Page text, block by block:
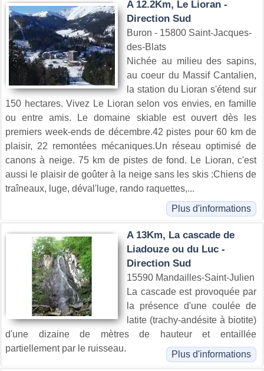
A 12.2Km, Le Lioran -
Direction Sud
Buron - 15800 Saint-Jacques-
des-Blats
Nichée au milieu des sapins,
au coeur du Massif Cantalien,
la station du Lioran s'étend sur
150 hectares. Vivez Le Lioran selon vos envies, en famille
ou entre amis. Le domaine skiable est ouvert dès les
premiers week-ends de décembre.42 pistes pour 60 km de
plaisir, 22 remontées mécaniques.Un réseau optimisé de
canons à neige. 75 km de pistes de fond. Le Lioran, c'est
aussi le plaisir de goûter à la neige sans les skis :Chiens de
traîneaux, luge, déval'luge, rando raquettes,...
Plus d'informations
A 13Km, La cascade de
Liadouze ou du Luc -
Direction Sud
15590 Mandailles-Saint-Julien
La cascade est provoquée par
la présence d'une coulée de
latite (trachy-andésite à biotite)
d'une dizaine de mètres de hauteur et entaillée
partiellement par le ruisseau.
Plus d'informations